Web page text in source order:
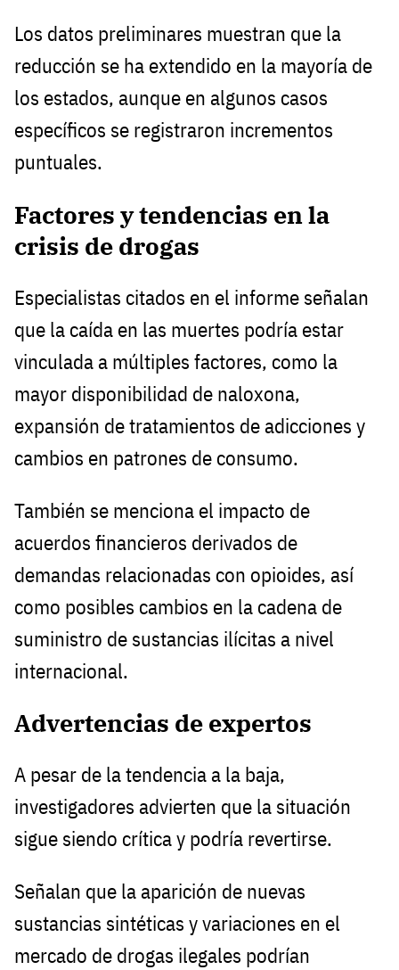
Los datos preliminares muestran que la
reducción se ha extendido en la mayoría de
los estados, aunque en algunos casos
específicos se registraron incrementos
puntuales.
Factores y tendencias en la
crisis de drogas
Especialistas citados en el informe señalan
que la caída en las muertes podría estar
vinculada a múltiples factores, como la
mayor disponibilidad de naloxona,
expansión de tratamientos de adicciones y
cambios en patrones de consumo.
También se menciona el impacto de
acuerdos financieros derivados de
demandas relacionadas con opioides, así
como posibles cambios en la cadena de
suministro de sustancias ilícitas a nivel
internacional.
Advertencias de expertos
A pesar de la tendencia a la baja,
investigadores advierten que la situación
sigue siendo crítica y podría revertirse.
Señalan que la aparición de nuevas
sustancias sintéticas y variaciones en el
mercado de drogas ilegales podrían